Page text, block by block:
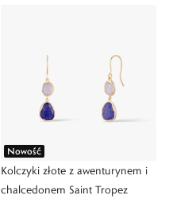
Nowość
Kolczyki złote z awenturynem i
chalcedonem Saint Tropez